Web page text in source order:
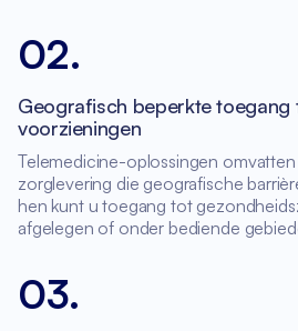
02.
Geografisch beperkte toegang
voorzieningen
Telemedicine-oplossingen
zorglevering die geografische
hen kunt u toegang tot
afgelegen of onder bediende
03.